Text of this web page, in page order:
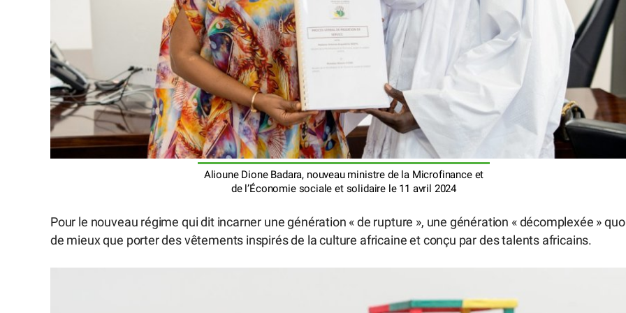
Alioune Dione Badara, nouveau ministre de la Microfinance et
de l’Économie sociale et solidaire le 11 avril 2024
Pour le nouveau régime qui dit incarner une génération « de rupture », une génération « décomplexée »
de mieux que porter des vêtements inspirés de la culture africaine et conçu par des talents africains.